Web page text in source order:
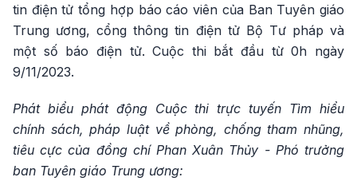
tin điện tử tổng hợp báo cáo viên của Ban Tuyên giáo
Trung ương, cổng thông tin điện tử Bộ Tư pháp và
một số báo điện tử. Cuộc thi bắt đầu từ 0h ngày
9/11/2023.
Phát biểu phát động Cuộc thi trực tuyến Tìm hiểu
chính sách, pháp luật về phòng, chống tham nhũng,
tiêu cực của đồng chí Phan Xuân Thủy - Phó trưởng
ban Tuyên giáo Trung ương: